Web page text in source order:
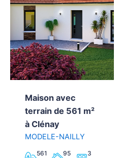
Maison avec
terrain de 561 m²
à Clénay
MODELE-NAILLY
561
95
3